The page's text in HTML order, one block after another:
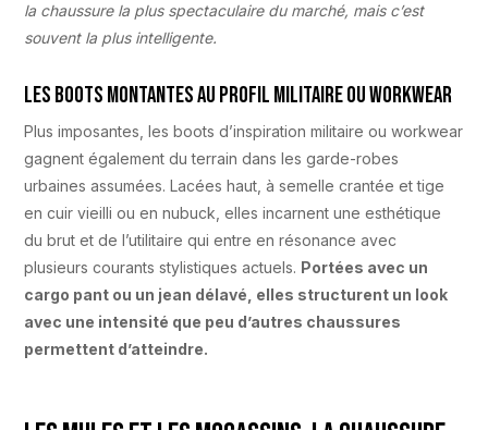
la chaussure la plus spectaculaire du marché, mais c’est
souvent la plus intelligente.
Les boots montantes au profil militaire ou workwear
Plus imposantes, les boots d’inspiration militaire ou workwear
gagnent également du terrain dans les garde-robes
urbaines assumées. Lacées haut, à semelle crantée et tige
en cuir vieilli ou en nubuck, elles incarnent une esthétique
du brut et de l’utilitaire qui entre en résonance avec
plusieurs courants stylistiques actuels. Portées avec un
cargo pant ou un jean délavé, elles structurent un look
avec une intensité que peu d’autres chaussures
permettent d’atteindre.